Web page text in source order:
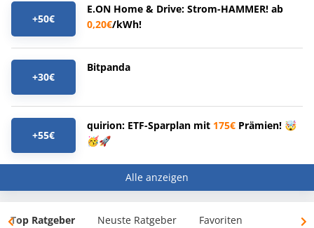
+50€
E.ON Home & Drive: Strom-HAMMER! ab
0,20€/kWh!
+30€
Bitpanda
+55€
quirion: ETF-Sparplan mit 175€ Prämien! 🤯
🥳🚀
Alle anzeigen
Top Ratgeber Neuste Ratgeber Favoriten